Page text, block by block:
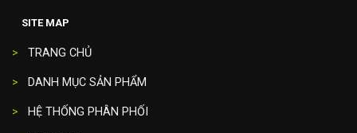
SITE MAP
> TRANG CHỦ
> DANH MỤC SẢN PHẨM
> HỆ THỐNG PHÂN PHỐI